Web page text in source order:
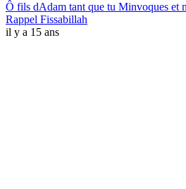
Ô fils dAdam tant que tu Minvoques et
Rappel Fissabillah
il y a 15 ans